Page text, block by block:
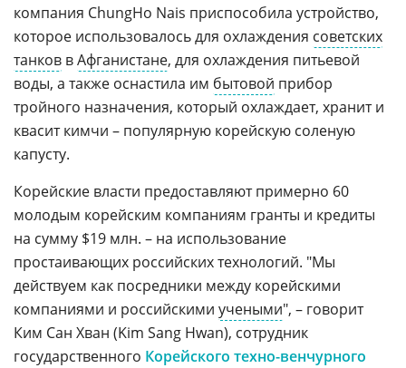
компания ChungHo Nais приспособила устройство,
которое использовалось для охлаждения советских
танков вАфганистане, для охлаждения питьевой
воды, а также оснастила им бытовой прибор
тройного назначения, который охлаждает, хранит и
квасит кимчи – популярную корейскую соленую
капусту.
Корейские власти предоставляют примерно 60
молодым корейским компаниям гранты и кредиты
на сумму $19 млн. – на использование
простаивающих российских технологий. "Мы
действуем как посредники между корейскими
компаниями и российскими учеными", – говорит
Ким Сан Хван (Kim Sang Hwan), сотрудник
государственного Корейского техно-венчурного